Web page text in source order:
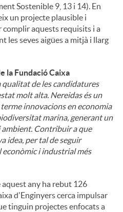
Sostenible 9, 13 i 14). En
un projecte plausible i
aquests requisits i a
les seves aigües a mitjà i llarg
la Fundació Caixa
qualitat de les candidatures
molt alta. Nereidas és un
innovacions en economia
marina, generant un
Contribuir a que
idea, per tal de seguir
i industrial més
any ha rebut 126
d'Enginyers cerca impulsar
tinguin projectes enfocats a